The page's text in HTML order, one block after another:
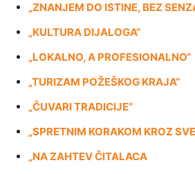
„ZNANJEM DO ISTINE, BEZ
„KULTURA DIJALOGA“
„LOKALNO, A PROFESIONALNO“
„TURIZAM POŽEŠKOG KRAJA“
„ČUVARI TRADICIJE“
„SPRETNIM KORAKOM KROZ
„NA ZAHTEV ČITALACA